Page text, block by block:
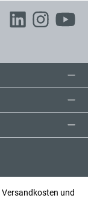
Versandkosten und